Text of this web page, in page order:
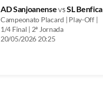
AD SanjoanensevsSL Benfica
Campeonato Placard | Play-Off |
1/4 Final | 2ª Jornada
20/05/2026 20:25